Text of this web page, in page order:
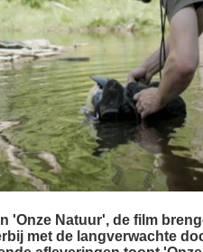
'Onze Natuur', de film
met de langverwachte